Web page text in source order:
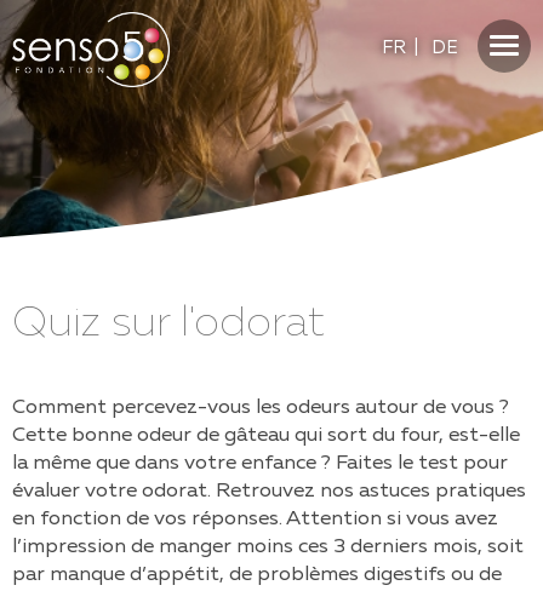
FR DE
Quiz sur l'odorat
Comment percevez-vous les odeurs autour de vous ?
Cette bonne odeur de gâteau qui sort du four, est-elle
la même que dans votre enfance ? Faites le test pour
évaluer votre odorat. Retrouvez nos astuces pratiques
en fonction de vos réponses. Attention si vous avez
l’impression de manger moins ces 3 derniers mois, soit
par manque d’appétit, de problèmes digestifs ou de